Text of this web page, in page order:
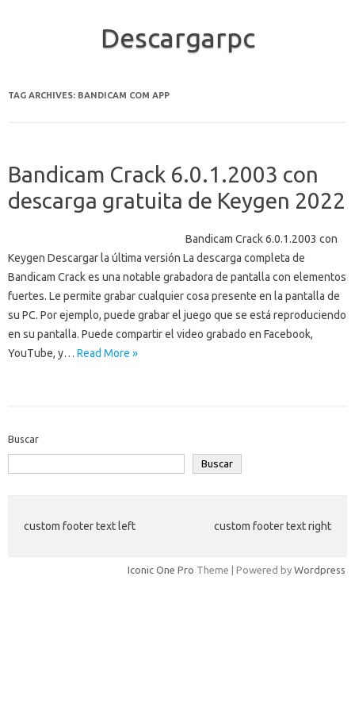
Descargarpc
TAG ARCHIVES: BANDICAM COM APP
Bandicam Crack 6.0.1.2003 con
descarga gratuita de Keygen 2022
Bandicam Crack 6.0.1.2003 con
Keygen Descargar la última versión La descarga completa de
Bandicam Crack es una notable grabadora de pantalla con elementos
fuertes. Le permite grabar cualquier cosa presente en la pantalla de
su PC. Por ejemplo, puede grabar el juego que se está reproduciendo
en su pantalla. Puede compartir el video grabado en Facebook,
YouTube, y… Read More »
Buscar
Buscar
custom footer text left custom footer text right
Iconic One Pro Theme | Powered by Wordpress